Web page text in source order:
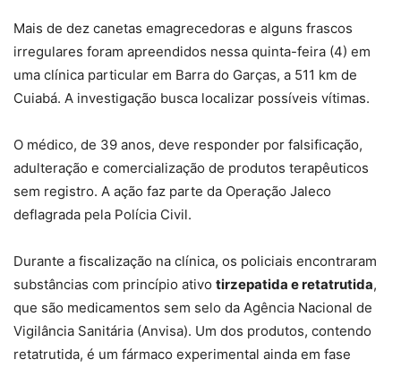
Mais de dez canetas emagrecedoras e alguns frascos
irregulares foram apreendidos nessa quinta-feira (4) em
uma clínica particular em Barra do Garças, a 511 km de
Cuiabá. A investigação busca localizar possíveis vítimas.
O médico, de 39 anos, deve responder por falsificação,
adulteração e comercialização de produtos terapêuticos
sem registro. A ação faz parte da Operação Jaleco
deflagrada pela Polícia Civil.
Durante a fiscalização na clínica, os policiais encontraram
substâncias com princípio ativo tirzepatida e retatrutida,
que são medicamentos sem selo da Agência Nacional de
Vigilância Sanitária (Anvisa). Um dos produtos, contendo
retatrutida, é um fármaco experimental ainda em fase